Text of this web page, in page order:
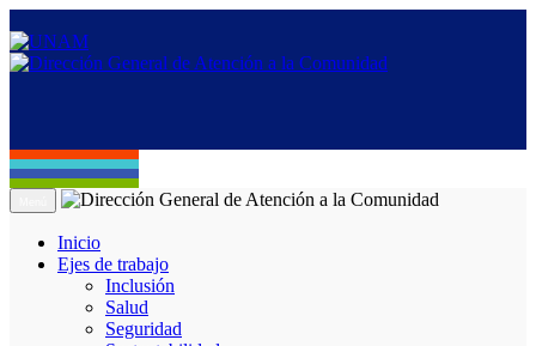
Inicio
Ejes de trabajo
Inclusión
Salud
Seguridad